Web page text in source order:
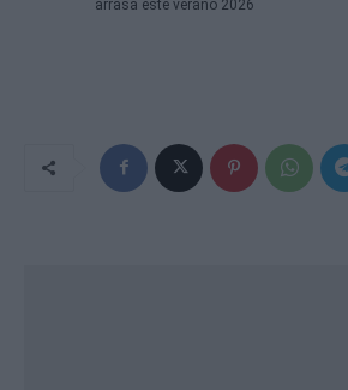
arrasa este verano 2026